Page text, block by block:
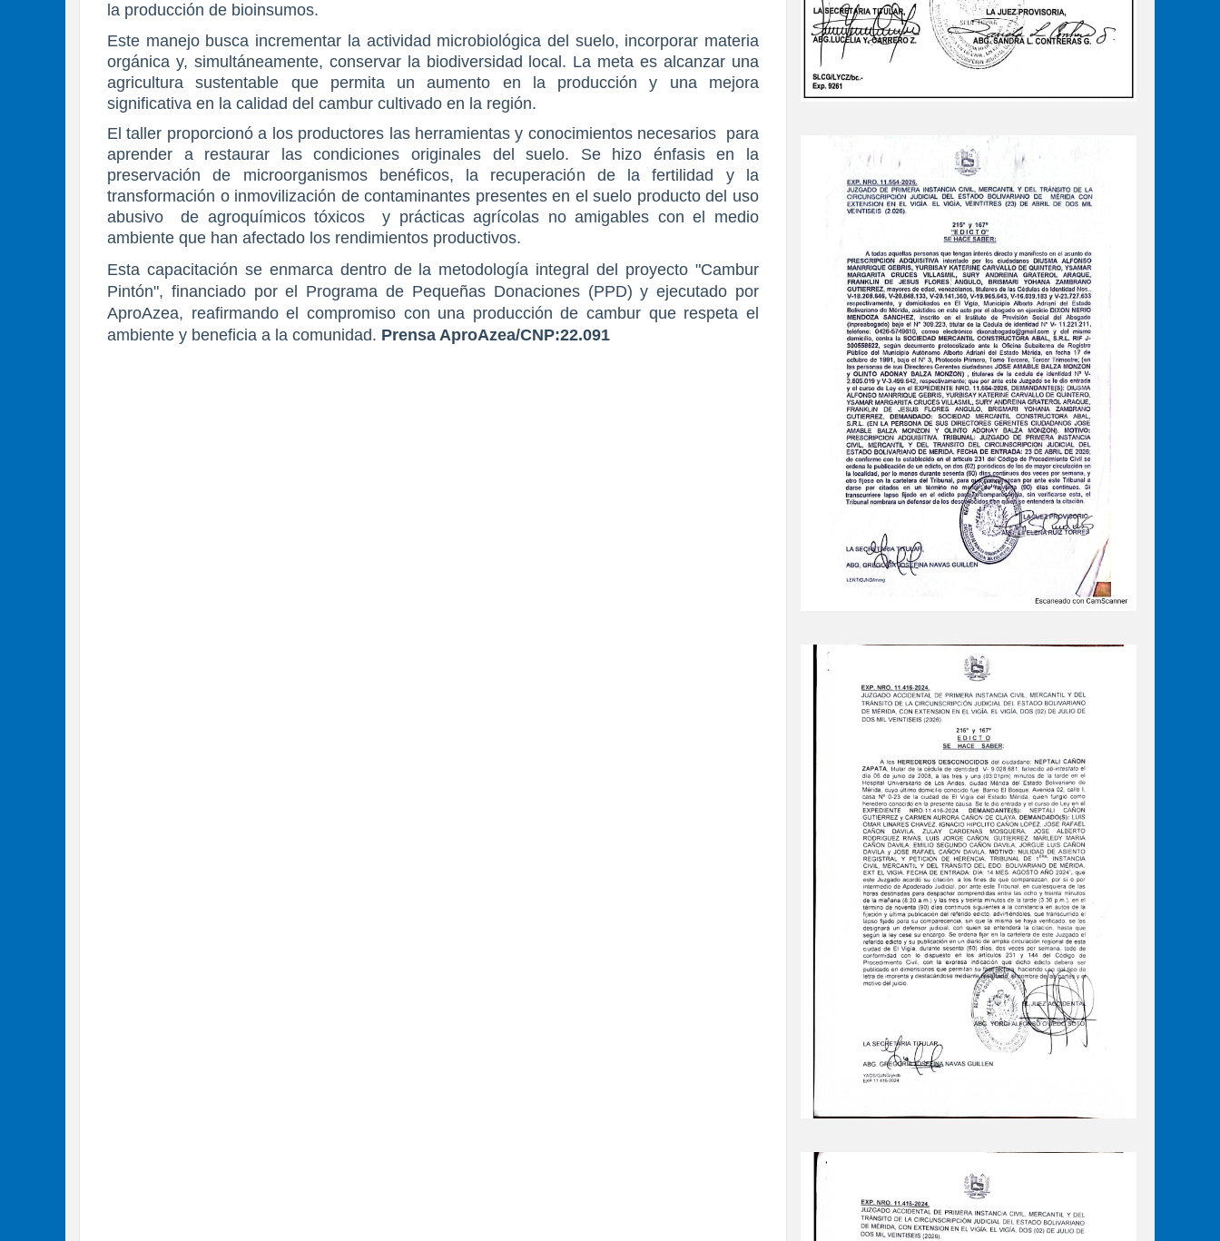
la producción de bioinsumos.
Este manejo busca incrementar la actividad microbiológica del suelo, incorporar materia
orgánica y, simultáneamente, conservar la biodiversidad local. La meta es alcanzar una
agricultura sustentable que permita un aumento en la producción y una mejora
significativa en la calidad del cambur cultivado en la región.
El taller proporcionó a los productores las herramientas y conocimientos necesarios para
aprender a restaurar las condiciones originales del suelo. Se hizo énfasis en la
preservación de microorganismos benéficos, la recuperación de la fertilidad y la
transformación o inmovilización de contaminantes presentes en el suelo producto del uso
abusivo de agroquímicos tóxicos y prácticas agrícolas no amigables con el medio
ambiente que han afectado los rendimientos productivos.
Esta capacitación se enmarca dentro de la metodología integral del proyecto "Cambur
Pintón", financiado por el Programa de Pequeñas Donaciones (PPD) y ejecutado por
AproAzea, reafirmando el compromiso con una producción de cambur que respeta el
ambiente y beneficia a la comunidad. Prensa AproAzea/CNP:22.091